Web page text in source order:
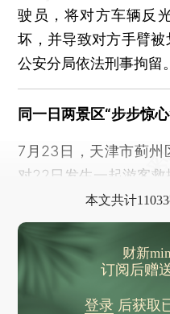
驶员，将对方车辆反
坏，并导致对方手臂
公安分局依法刑事拘留
同一日两景区“步步惊
7月23日，天津市蓟州
对22日发生一起游客救
本文共计
财新
订阅后赠
登录后获取